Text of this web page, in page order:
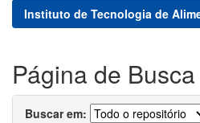
Instituto de Tecnologia de
Página de Busca
Buscar em: